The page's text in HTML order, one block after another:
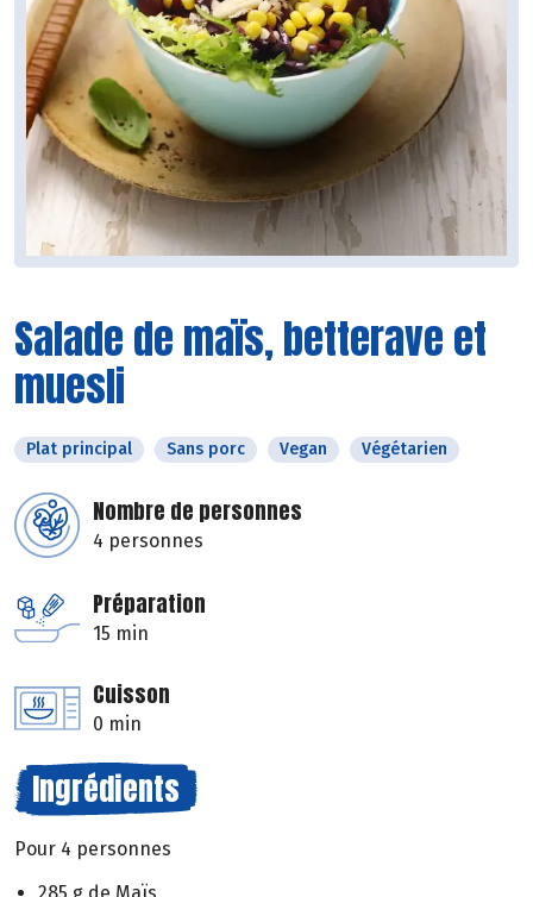
Salade de maïs, betterave et
muesli
Plat principal Sans porc Vegan Végétarien
Nombre de personnes
4 personnes
Préparation
15 min
Cuisson
0 min
Ingrédients
Pour 4 personnes